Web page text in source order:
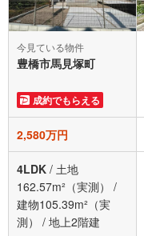
今見ている物件
豊橋市馬見塚町
成約でもらえる
2,580万円
4LDK / 土地
162.57m²（実測）
/
建物105.39m²（実
測）
/ 地上2階建